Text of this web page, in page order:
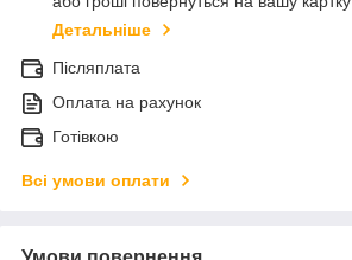
Детальніше
Післяплата
Оплата на рахунок
Готівкою
Всі умови оплати